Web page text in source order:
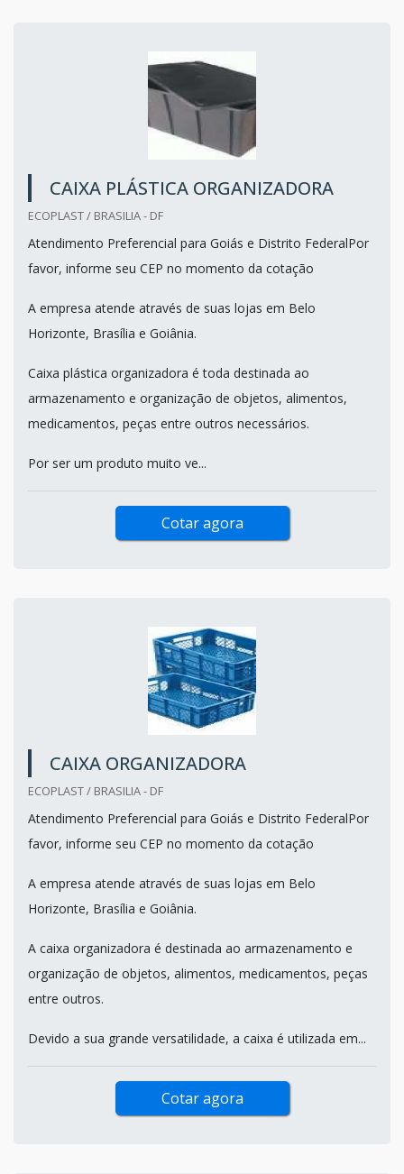
CAIXA PLÁSTICA ORGANIZADORA
ECOPLAST / BRASILIA - DF
Atendimento Preferencial para Goiás e Distrito FederalPor
favor, informe seu CEP no momento da cotação
A empresa atende através de suas lojas em Belo
Horizonte, Brasília e Goiânia.
Caixa plástica organizadora é toda destinada ao
armazenamento e organização de objetos, alimentos,
medicamentos, peças entre outros necessários.
Por ser um produto muito ve...
Cotar agora
CAIXA ORGANIZADORA
ECOPLAST / BRASILIA - DF
Atendimento Preferencial para Goiás e Distrito FederalPor
favor, informe seu CEP no momento da cotação
A empresa atende através de suas lojas em Belo
Horizonte, Brasília e Goiânia.
A caixa organizadora é destinada ao armazenamento e
organização de objetos, alimentos, medicamentos, peças
entre outros.
Devido a sua grande versatilidade, a caixa é utilizada em...
Cotar agora